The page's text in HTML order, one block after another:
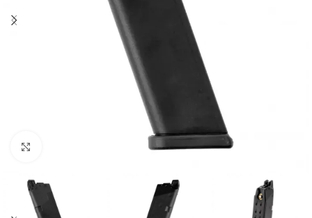
Spustelėkite, kad padidintumėte